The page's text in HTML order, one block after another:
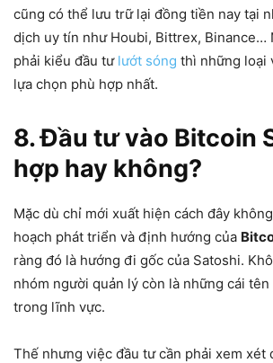
cũng có thể lưu trữ lại đồng tiền nay tại
dịch uy tín như Houbi, Bittrex, Binance…
phải kiểu đầu tư lướt sóng thì những loại
lựa chọn phù hợp nhất.
8. Đầu tư vào Bitcoin
hợp hay không?
Mặc dù chỉ mới xuất hiện cách đây
hoạch phát triển và định hướng của
ràng đó là hướng đi gốc của Satoshi.
nhóm người quản lý còn là những cái
trong lĩnh vực.
Thế nhưng việc đầu tư cần phải xem xét